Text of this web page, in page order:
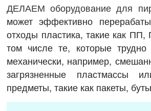
ДЕЛАЕМ оборудование для
может эффективно
отходы пластика, такие как
том числе те, которые трудно
механически, например,
загрязненные пластмассы
предметы, такие как пакеты,